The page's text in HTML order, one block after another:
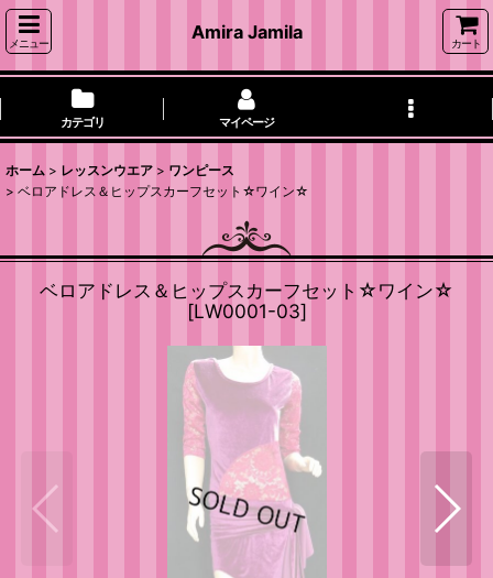
メニュー
Amira Jamila
カート
カテゴリ マイページ
ホーム > レッスンウエア > ワンピース
> ベロアドレス＆ヒップスカーフセット☆ワイン☆
ベロアドレス＆ヒップスカーフセット☆ワイン☆
[LW0001-03]